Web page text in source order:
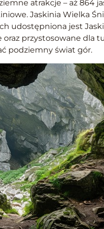
atrakcje – aż 864
Jaskinia Wielka
udostępniona jest
przystosowane dla
podziemny świat gór.